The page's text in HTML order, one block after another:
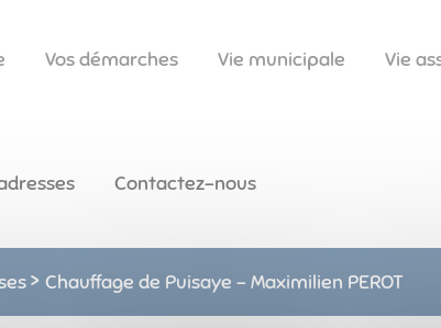
Vos démarches Vie municipale Vie
Contactez-nous
Chauffage de Puisaye - Maximilien PEROT